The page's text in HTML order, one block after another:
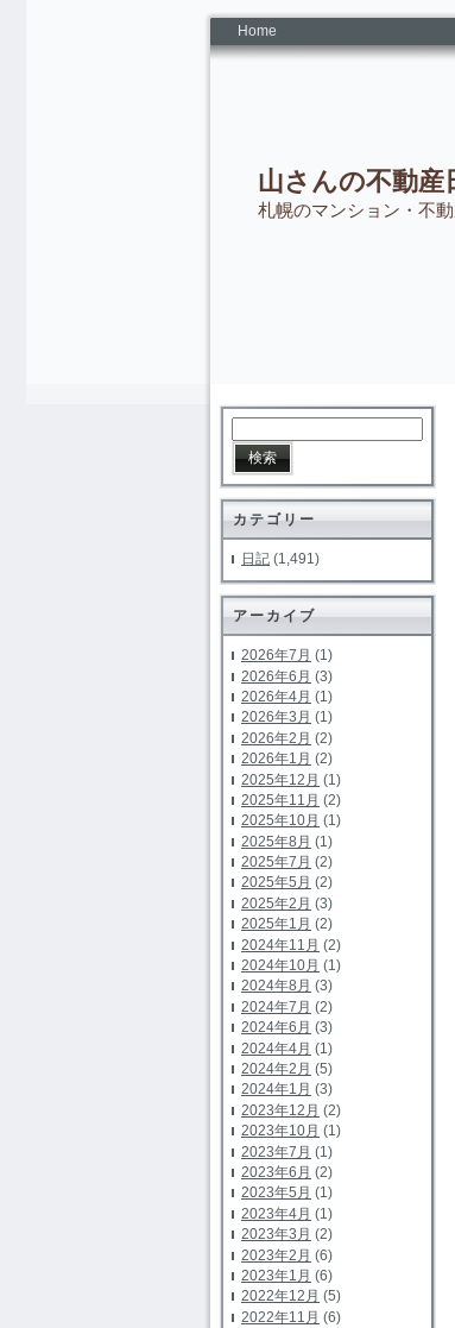
Home
山さんの不動産
札幌のマンション・不
カテゴリー
日記 (1,491)
アーカイブ
2026年7月 (1)
2026年6月 (3)
2026年4月 (1)
2026年3月 (1)
2026年2月 (2)
2026年1月 (2)
2025年12月 (1)
2025年11月 (2)
2025年10月 (1)
2025年8月 (1)
2025年7月 (2)
2025年5月 (2)
2025年2月 (3)
2025年1月 (2)
2024年11月 (2)
2024年10月 (1)
2024年8月 (3)
2024年7月 (2)
2024年6月 (3)
2024年4月 (1)
2024年2月 (5)
2024年1月 (3)
2023年12月 (2)
2023年10月 (1)
2023年7月 (1)
2023年6月 (2)
2023年5月 (1)
2023年4月 (1)
2023年3月 (2)
2023年2月 (6)
2023年1月 (6)
2022年12月 (5)
2022年11月 (6)